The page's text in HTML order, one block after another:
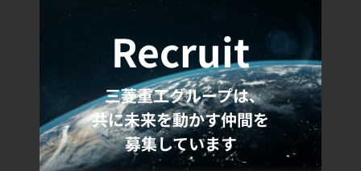
Recruit
三菱重工グループは､
共に未来を動かす仲間を
募集しています